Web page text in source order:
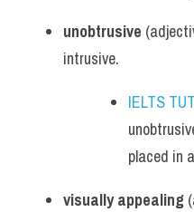
unobtrusive
intrusive.
IELTS
placed in
visually appealing